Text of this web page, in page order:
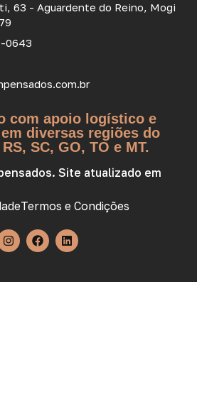
63 - Aguardente do Reino, Mogi
0643
com apoio logístico e
diversas regiões do
SC, GO, TO e MT.
Site atualizado em
Termos e Condições